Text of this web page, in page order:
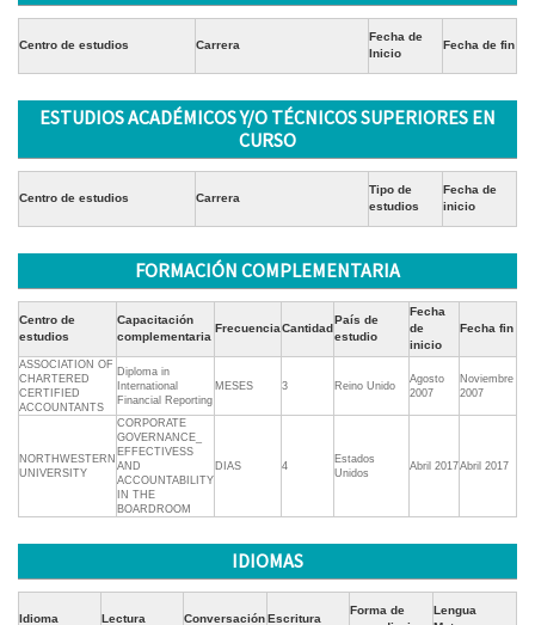
Centro de estudios Carrera
Fecha de
Inicio
Fecha de fin
ESTUDIOS ACADÉMICOS Y/O TÉCNICOS SUPERIORES EN
CURSO
Centro de estudios Carrera
Tipo de
estudios
Fecha de
inicio
FORMACIÓN COMPLEMENTARIA
Centro de
estudios
Capacitación
complementaria
FrecuenciaCantidad
País de
estudio
Fecha
de
inicio
Fecha fin
ASSOCIATION OF
CHARTERED
CERTIFIED
ACCOUNTANTS
Diploma in
International
Financial Reporting
MESES 3 Reino Unido
Agosto
2007
Noviembre
2007
NORTHWESTERN
UNIVERSITY
CORPORATE
GOVERNANCE_
EFFECTIVESS
AND
ACCOUNTABILITY
IN THE
BOARDROOM
DIAS 4
Estados
Unidos
Abril 2017Abril 2017
IDIOMAS
Idioma Lectura ConversaciónEscritura
Forma de
Lengua